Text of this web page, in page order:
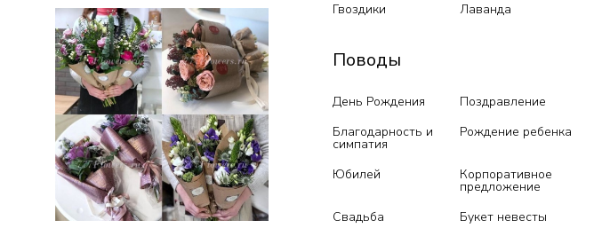
Гвоздики
Лаванда
Поводы
День Рождения
Поздравление
Благодарность и
симпатия
Рождение ребенка
Юбилей Корпоративное
предложение
Свадьба
Букет невесты